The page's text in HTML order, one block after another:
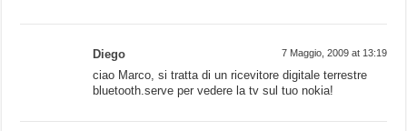
Diego 7 Maggio, 2009 at 13:19
ciao Marco, si tratta di un ricevitore digitale terrestre
bluetooth.serve per vedere la tv sul tuo nokia!